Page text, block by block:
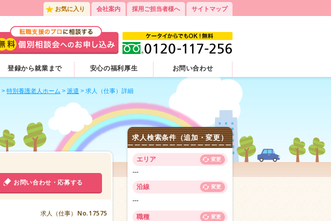
お気に入り 会社案内 採用ご担当者様へ サイトマップ
登録から就業まで 安心の福利厚生 お問い合わせ
> 特別養護老人ホーム > 派遣 > 求人（仕事）詳細
お問い合わせ・応募する
求人（仕事） No.17575
求人検索条件（追加・変更）
エリア 変更
---
沿線 変更
---
職種 変更